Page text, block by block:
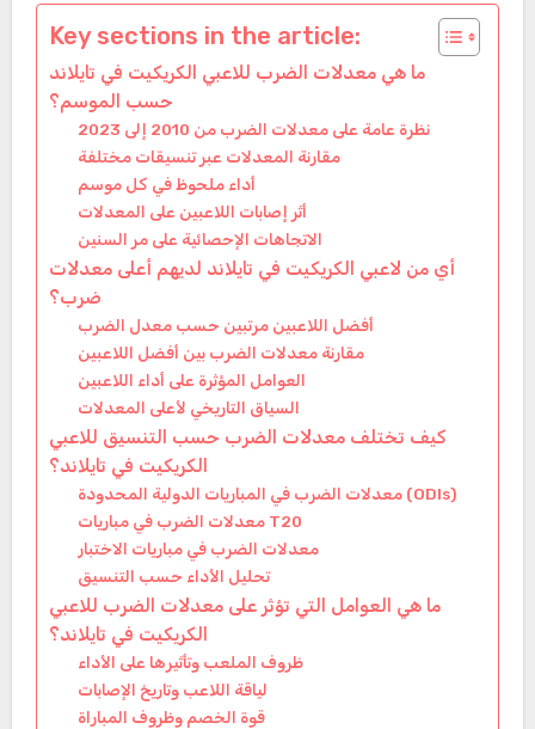
Key sections in the article:
ما هي معدلات الضرب للاعبي الكريكيت في تايلاند
حسب الموسم؟
نظرة عامة على معدلات الضرب من 2010 إلى 2023
مقارنة المعدلات عبر تنسيقات مختلفة
أداء ملحوظ في كل موسم
أثر إصابات اللاعبين على المعدلات
الاتجاهات الإحصائية على مر السنين
أي من لاعبي الكريكيت في تايلاند لديهم أعلى معدلات
ضرب؟
أفضل اللاعبين مرتبين حسب معدل الضرب
مقارنة معدلات الضرب بين أفضل اللاعبين
العوامل المؤثرة على أداء اللاعبين
السياق التاريخي لأعلى المعدلات
كيف تختلف معدلات الضرب حسب التنسيق للاعبي
الكريكيت في تايلاند؟
معدلات الضرب في المباريات الدولية المحدودة (ODIs)
معدلات الضرب في مباريات T20
معدلات الضرب في مباريات الاختبار
تحليل الأداء حسب التنسيق
ما هي العوامل التي تؤثر على معدلات الضرب للاعبي
الكريكيت في تايلاند؟
ظروف الملعب وتأثيرها على الأداء
لياقة اللاعب وتاريخ الإصابات
قوة الخصم وظروف المباراة